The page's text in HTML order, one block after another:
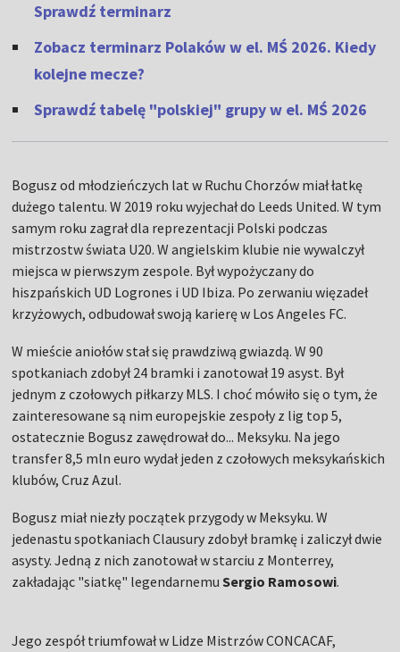
Sprawdź terminarz
Zobacz terminarz Polaków w el. MŚ 2026. Kiedy
kolejne mecze?
Sprawdź tabelę "polskiej" grupy w el. MŚ 2026
Bogusz od młodzieńczych lat w Ruchu Chorzów miał łatkę
dużego talentu. W 2019 roku wyjechał do Leeds United. W tym
samym roku zagrał dla reprezentacji Polski podczas
mistrzostw świata U20. W angielskim klubie nie wywalczył
miejsca w pierwszym zespole. Był wypożyczany do
hiszpańskich UD Logrones i UD Ibiza. Po zerwaniu więzadeł
krzyżowych, odbudował swoją karierę w Los Angeles FC.
W mieście aniołów stał się prawdziwą gwiazdą. W 90
spotkaniach zdobył 24 bramki i zanotował 19 asyst. Był
jednym z czołowych piłkarzy MLS. I choć mówiło się o tym, że
zainteresowane są nim europejskie zespoły z lig top 5,
ostatecznie Bogusz zawędrował do... Meksyku. Na jego
transfer 8,5 mln euro wydał jeden z czołowych meksykańskich
klubów, Cruz Azul.
Bogusz miał niezły początek przygody w Meksyku. W
jedenastu spotkaniach Clausury zdobył bramkę i zaliczył dwie
asysty. Jedną z nich zanotował w starciu z Monterrey,
zakładając "siatkę" legendarnemuSergio Ramosowi.
Jego zespół triumfował w Lidze Mistrzów CONCACAF,